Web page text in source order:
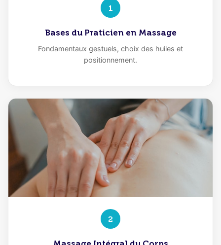
1
Bases du Praticien en Massage
Fondamentaux gestuels, choix des huiles et
positionnement.
2